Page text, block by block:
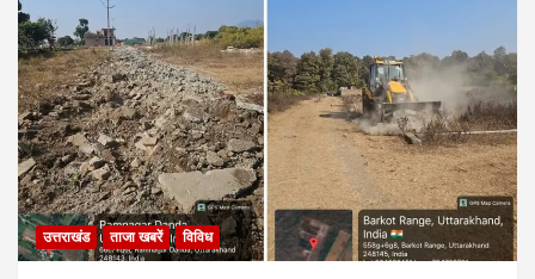
उत्तराखंड ताजा खबरें विविध